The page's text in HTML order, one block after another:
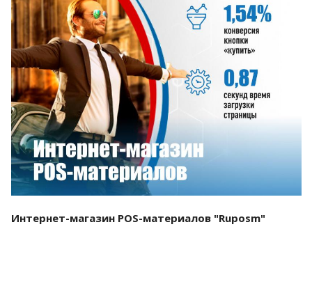
Смотреть проект
Интернет-магазин POS-материалов "Ruposm"